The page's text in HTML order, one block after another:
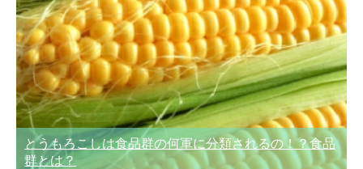
とうもろこしは食品群の何軍に分類されるの！？食品
群とは？